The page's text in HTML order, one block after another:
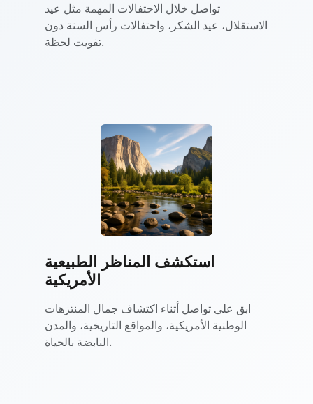
تواصل خلال الاحتفالات المهمة مثل عيد
الاستقلال، عيد الشكر، واحتفالات رأس السنة دون
تفويت لحظة.
استكشف المناظر الطبيعية
الأمريكية
ابق على تواصل أثناء اكتشاف جمال المنتزهات
الوطنية الأمريكية، والمواقع التاريخية، والمدن
النابضة بالحياة.